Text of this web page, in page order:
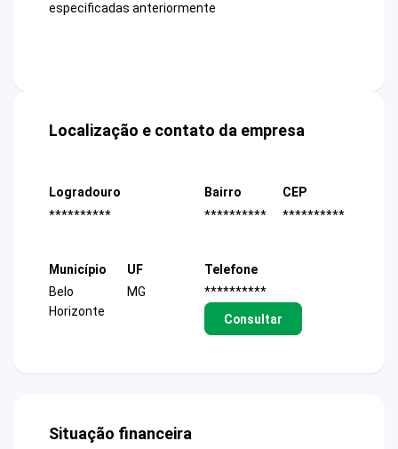
especificadas anteriormente
Localização e contato da empresa
Logradouro
**********
Bairro
**********
CEP
**********
Município
Belo
Horizonte
UF
MG
Telefone
**********
Consultar
Situação financeira